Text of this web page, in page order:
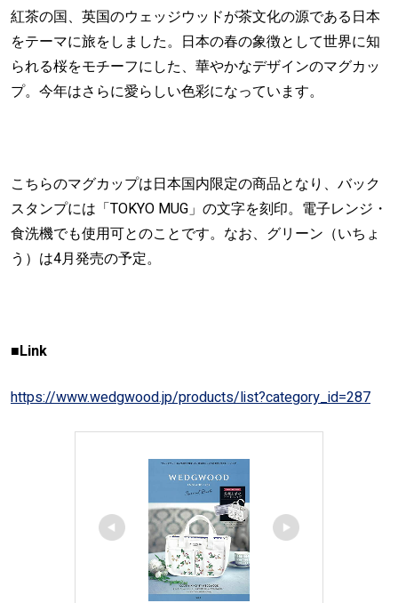
紅茶の国、英国のウェッジウッドが茶文化の源である日本
をテーマに旅をしました。日本の春の象徴として世界に知
られる桜をモチーフにした、華やかなデザインのマグカッ
プ。今年はさらに愛らしい色彩になっています。
こちらのマグカップは日本国内限定の商品となり、バック
スタンプには「TOKYO MUG」の文字を刻印。電子レンジ・
食洗機でも使用可とのことです。なお、グリーン（いちょ
う）は4月発売の予定。
■Link
https://www.wedgwood.jp/products/list?category_id=287